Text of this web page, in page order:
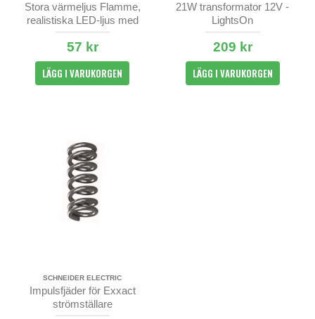
Stora värmeljus Flamme,
realistiska LED-ljus med
timer 2-pack
57 kr
LÄGG I VARUKORGEN
21W transformator 12V -
LightsOn
209 kr
LÄGG I VARUKORGEN
SCHNEIDER ELECTRIC
Impulsfjäder för Exxact
strömställare